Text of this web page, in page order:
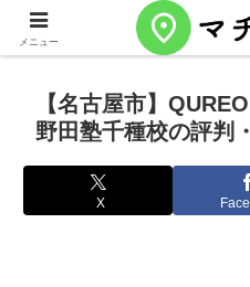
【名古屋市】
野田塾千種校の評判
X
メニュー